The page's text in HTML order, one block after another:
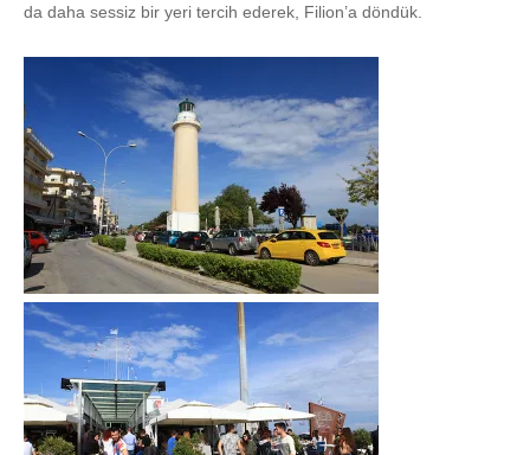
da daha sessiz bir yeri tercih ederek, Filion’a döndük.